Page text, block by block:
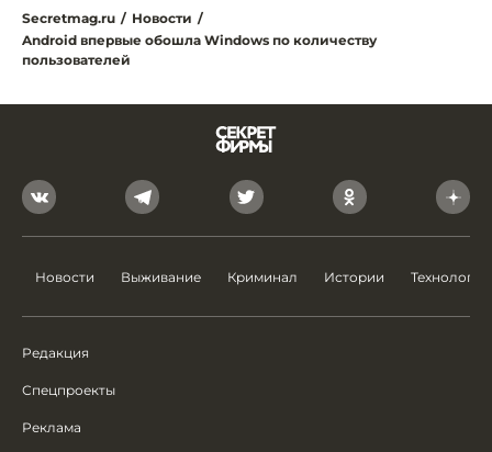
Secretmag.ru / Новости /
Android впервые обошла Windows по количеству
пользователей
Новости Выживание Криминал Истории Технологии
Редакция
Спецпроекты
Реклама